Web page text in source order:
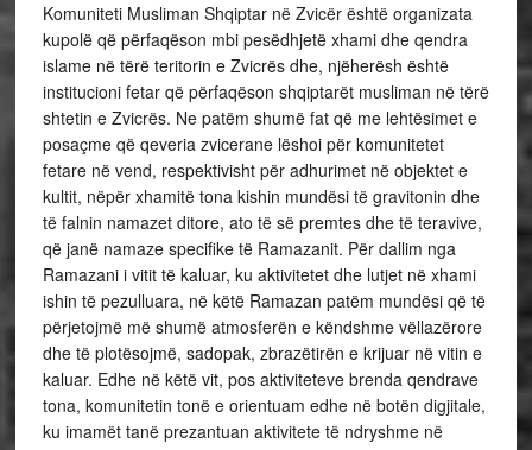
Komuniteti Musliman Shqiptar në Zvicër është organizata
kupolë që përfaqëson mbi pesëdhjetë xhami dhe qendra
islame në tërë teritorin e Zvicrës dhe, njëherësh është
institucioni fetar që përfaqëson shqiptarët musliman në tërë
shtetin e Zvicrës. Ne patëm shumë fat që me lehtësimet e
posaçme që qeveria zvicerane lëshoi për komunitetet
fetare në vend, respektivisht për adhurimet në objektet e
kultit, nëpër xhamitë tona kishin mundësi të gravitonin dhe
të falnin namazet ditore, ato të së premtes dhe të teravive,
që janë namaze specifike të Ramazanit. Për dallim nga
Ramazani i vitit të kaluar, ku aktivitetet dhe lutjet në xhami
ishin të pezulluara, në këtë Ramazan patëm mundësi që të
përjetojmë më shumë atmosferën e këndshme vëllazërore
dhe të plotësojmë, sadopak, zbrazëtirën e krijuar në vitin e
kaluar. Edhe në këtë vit, pos aktiviteteve brenda qendrave
tona, komunitetin tonë e orientuam edhe në botën digjitale,
ku imamët tanë prezantuan aktivitete të ndryshme në